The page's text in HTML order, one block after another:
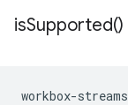
isSupported()
workbox-streams